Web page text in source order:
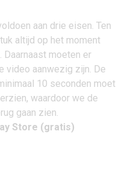
aan drie eisen. Ten
altijd op het moment
moeten er
video aanwezig zijn. De
10 seconden moet
waardoor we de
gaan zien.
Store (gratis)